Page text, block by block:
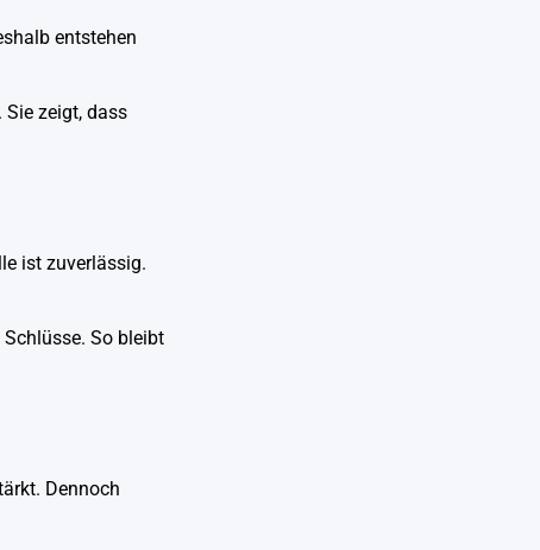
entstehen
zeigt, dass
ist zuverlässig.
So bleibt
Dennoch